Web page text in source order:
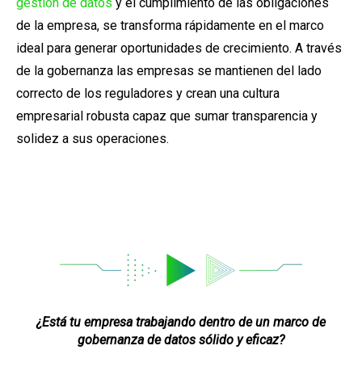
de la empresa, se transforma rápidamente en el marco
ideal para generar oportunidades de crecimiento. A través
de la gobernanza las empresas se mantienen del lado
correcto de los reguladores y crean una cultura
empresarial robusta capaz que sumar transparencia y
solidez a sus operaciones.
¿Está tu empresa trabajando dentro de un marco de
gobernanza de datos sólido y eficaz?